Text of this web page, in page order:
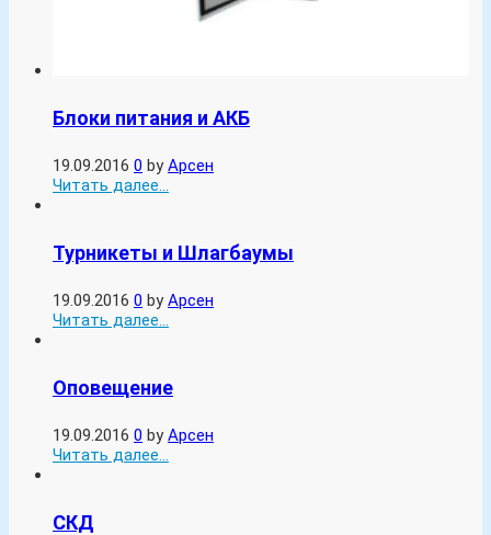
Блоки питания и АКБ
19.09.2016 0 byАрсен
Читать далее...
Турникеты и Шлагбаумы
19.09.2016 0 byАрсен
Читать далее...
Оповещение
19.09.2016 0 byАрсен
Читать далее...
СКД